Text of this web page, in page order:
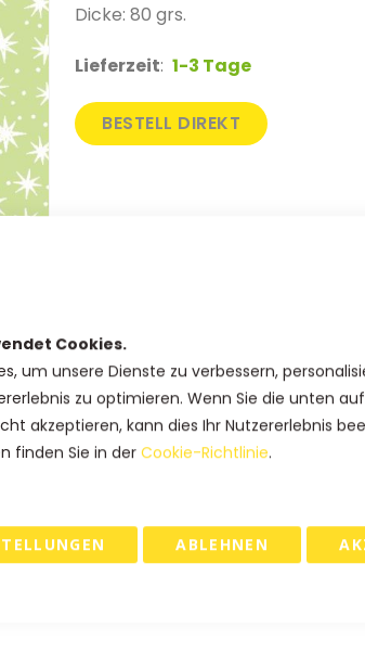
Cookies.
um unsere Dienste zu verbessern,
zu optimieren. Wenn Sie die unten
akzeptieren, kann dies Ihr Nutzererlebnis
finden Sie in der Cookie-Richtlinie.
ABLEHNEN
Dicke: 80 grs.
Lieferzeit:1-3 Tage
BESTELL DIREKT
Breite
Haben Sie Fragen zu diesem
Produkt?
de